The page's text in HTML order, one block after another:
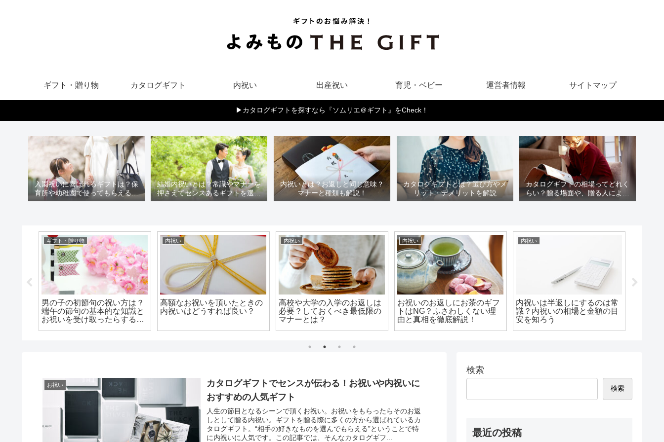
ギフト・贈り物 カタログギフト 内祝い 出産祝い 育児・ベビー 運営者情報 サイトマップ
▶︎カタログギフトを探すなら『ソムリエ＠ギフト』をCheck！
入園祝いに喜ばれるギフトは？保
育所や幼稚園で使ってもらえるア
イテムを贈ろう
結婚内祝いとは？常識やマナーを
押さえてセンスあるギフトを選ぼ
う
内祝いとは？お返しと同じ意味？
マナーと種類も解説！
カタログギフトとは？選び方やメ
リット・デメリットを解説
カタログギフトの相場ってどれく
らい？贈る場面や、贈る人による
違いは？
ギフト・贈り物
男の子の初節句の祝い方は？
端午の節句の基本的な知識と
お祝いを受け取ったらするべ
内祝い
高額なお祝いを頂いたときの
内祝いはどうすれば良い？
内祝い
高校や大学の入学のお返しは
必要？しておくべき最低限の
マナーとは？
内祝い
お祝いのお返しにお茶のギフ
トはNG？ふさわしくない理
由と真相を徹底解説！
内祝い
内祝いは半返しにするのは常
識？内祝いの相場と金額の目
安を知ろう
お祝い
カタログギフトでセンスが伝わる！お祝いや内祝いに
おすすめの人気ギフト
人生の節目となるシーンで頂くお祝い。お祝いをもらったらそのお返
しとして贈る内祝い。ギフトを贈る際に多くの方から選ばれているカ
タログギフト。“相手の好きなものを選んでもらえる”ということで特
に内祝いに人気です。この記事では、そんなカタログギフ...
検索
検索
最近の投稿